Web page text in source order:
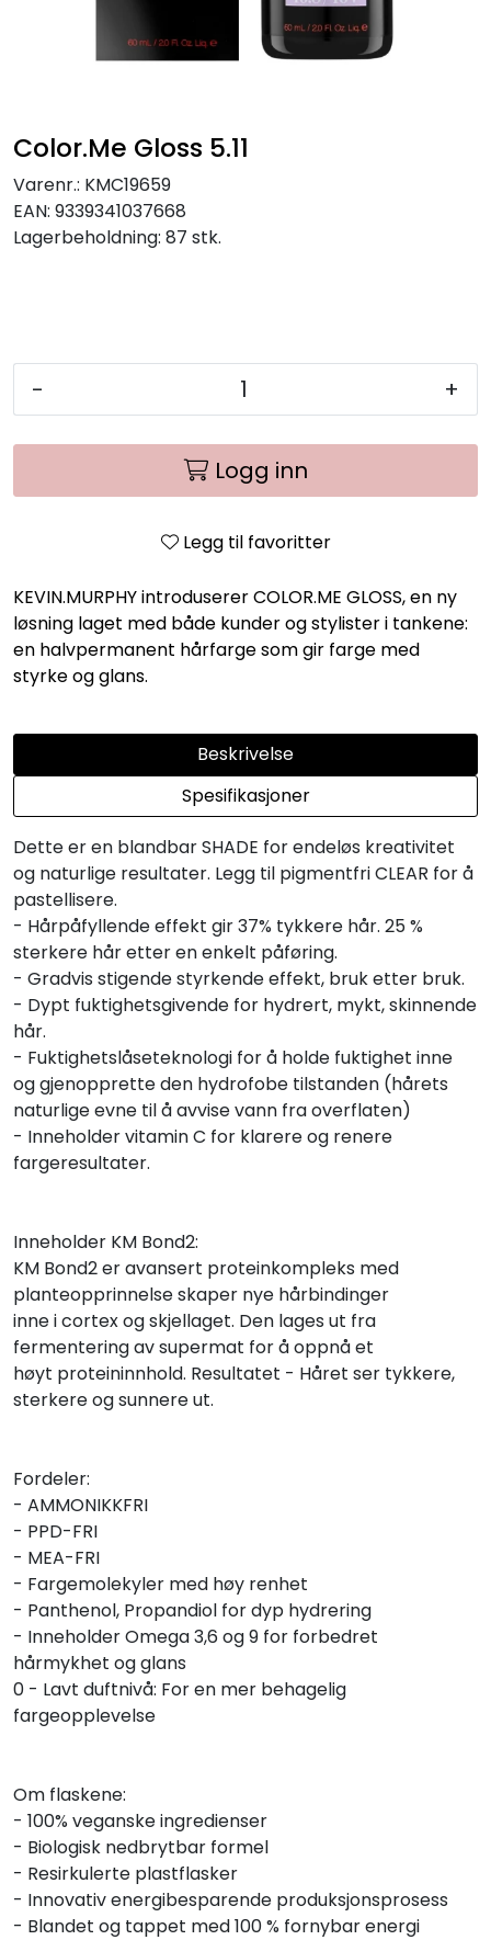
Color.Me Gloss 5.11
Varenr.: KMC19659
EAN: 9339341037668
Lagerbeholdning: 87 stk.
- +
Logg inn
Legg til favoritter
KEVIN.MURPHY introduserer COLOR.ME GLOSS, en ny
løsning laget med både kunder og stylister i tankene:
en halvpermanent hårfarge som gir farge med
styrke og glans.
Beskrivelse
Spesifikasjoner
Dette er en blandbar SHADE for endeløs kreativitet
og naturlige resultater. Legg til pigmentfri CLEAR for å
pastellisere.
- Hårpåfyllende effekt gir 37% tykkere hår. 25 %
sterkere hår etter en enkelt påføring.
- Gradvis stigende styrkende effekt, bruk etter bruk.
- Dypt fuktighetsgivende for hydrert, mykt, skinnende
hår.
- Fuktighetslåseteknologi for å holde fuktighet inne
og gjenopprette den hydrofobe tilstanden (hårets
naturlige evne til å avvise vann fra overflaten)
- Inneholder vitamin C for klarere og renere
fargeresultater.
Inneholder KM Bond2:
KM Bond2 er avansert proteinkompleks med
planteopprinnelse skaper nye hårbindinger
inne i cortex og skjellaget. Den lages ut fra
fermentering av supermat for å oppnå et
høyt proteininnhold. Resultatet - Håret ser tykkere,
sterkere og sunnere ut.
Fordeler:
- AMMONIKKFRI
- PPD-FRI
- MEA-FRI
- Fargemolekyler med høy renhet
- Panthenol, Propandiol for dyp hydrering
- Inneholder Omega 3,6 og 9 for forbedret
hårmykhet og glans
0 - Lavt duftnivå: For en mer behagelig
fargeopplevelse
Om flaskene:
- 100% veganske ingredienser
- Biologisk nedbrytbar formel
- Resirkulerte plastflasker
- Innovativ energibesparende produksjonsprosess
- Blandet og tappet med 100 % fornybar energi